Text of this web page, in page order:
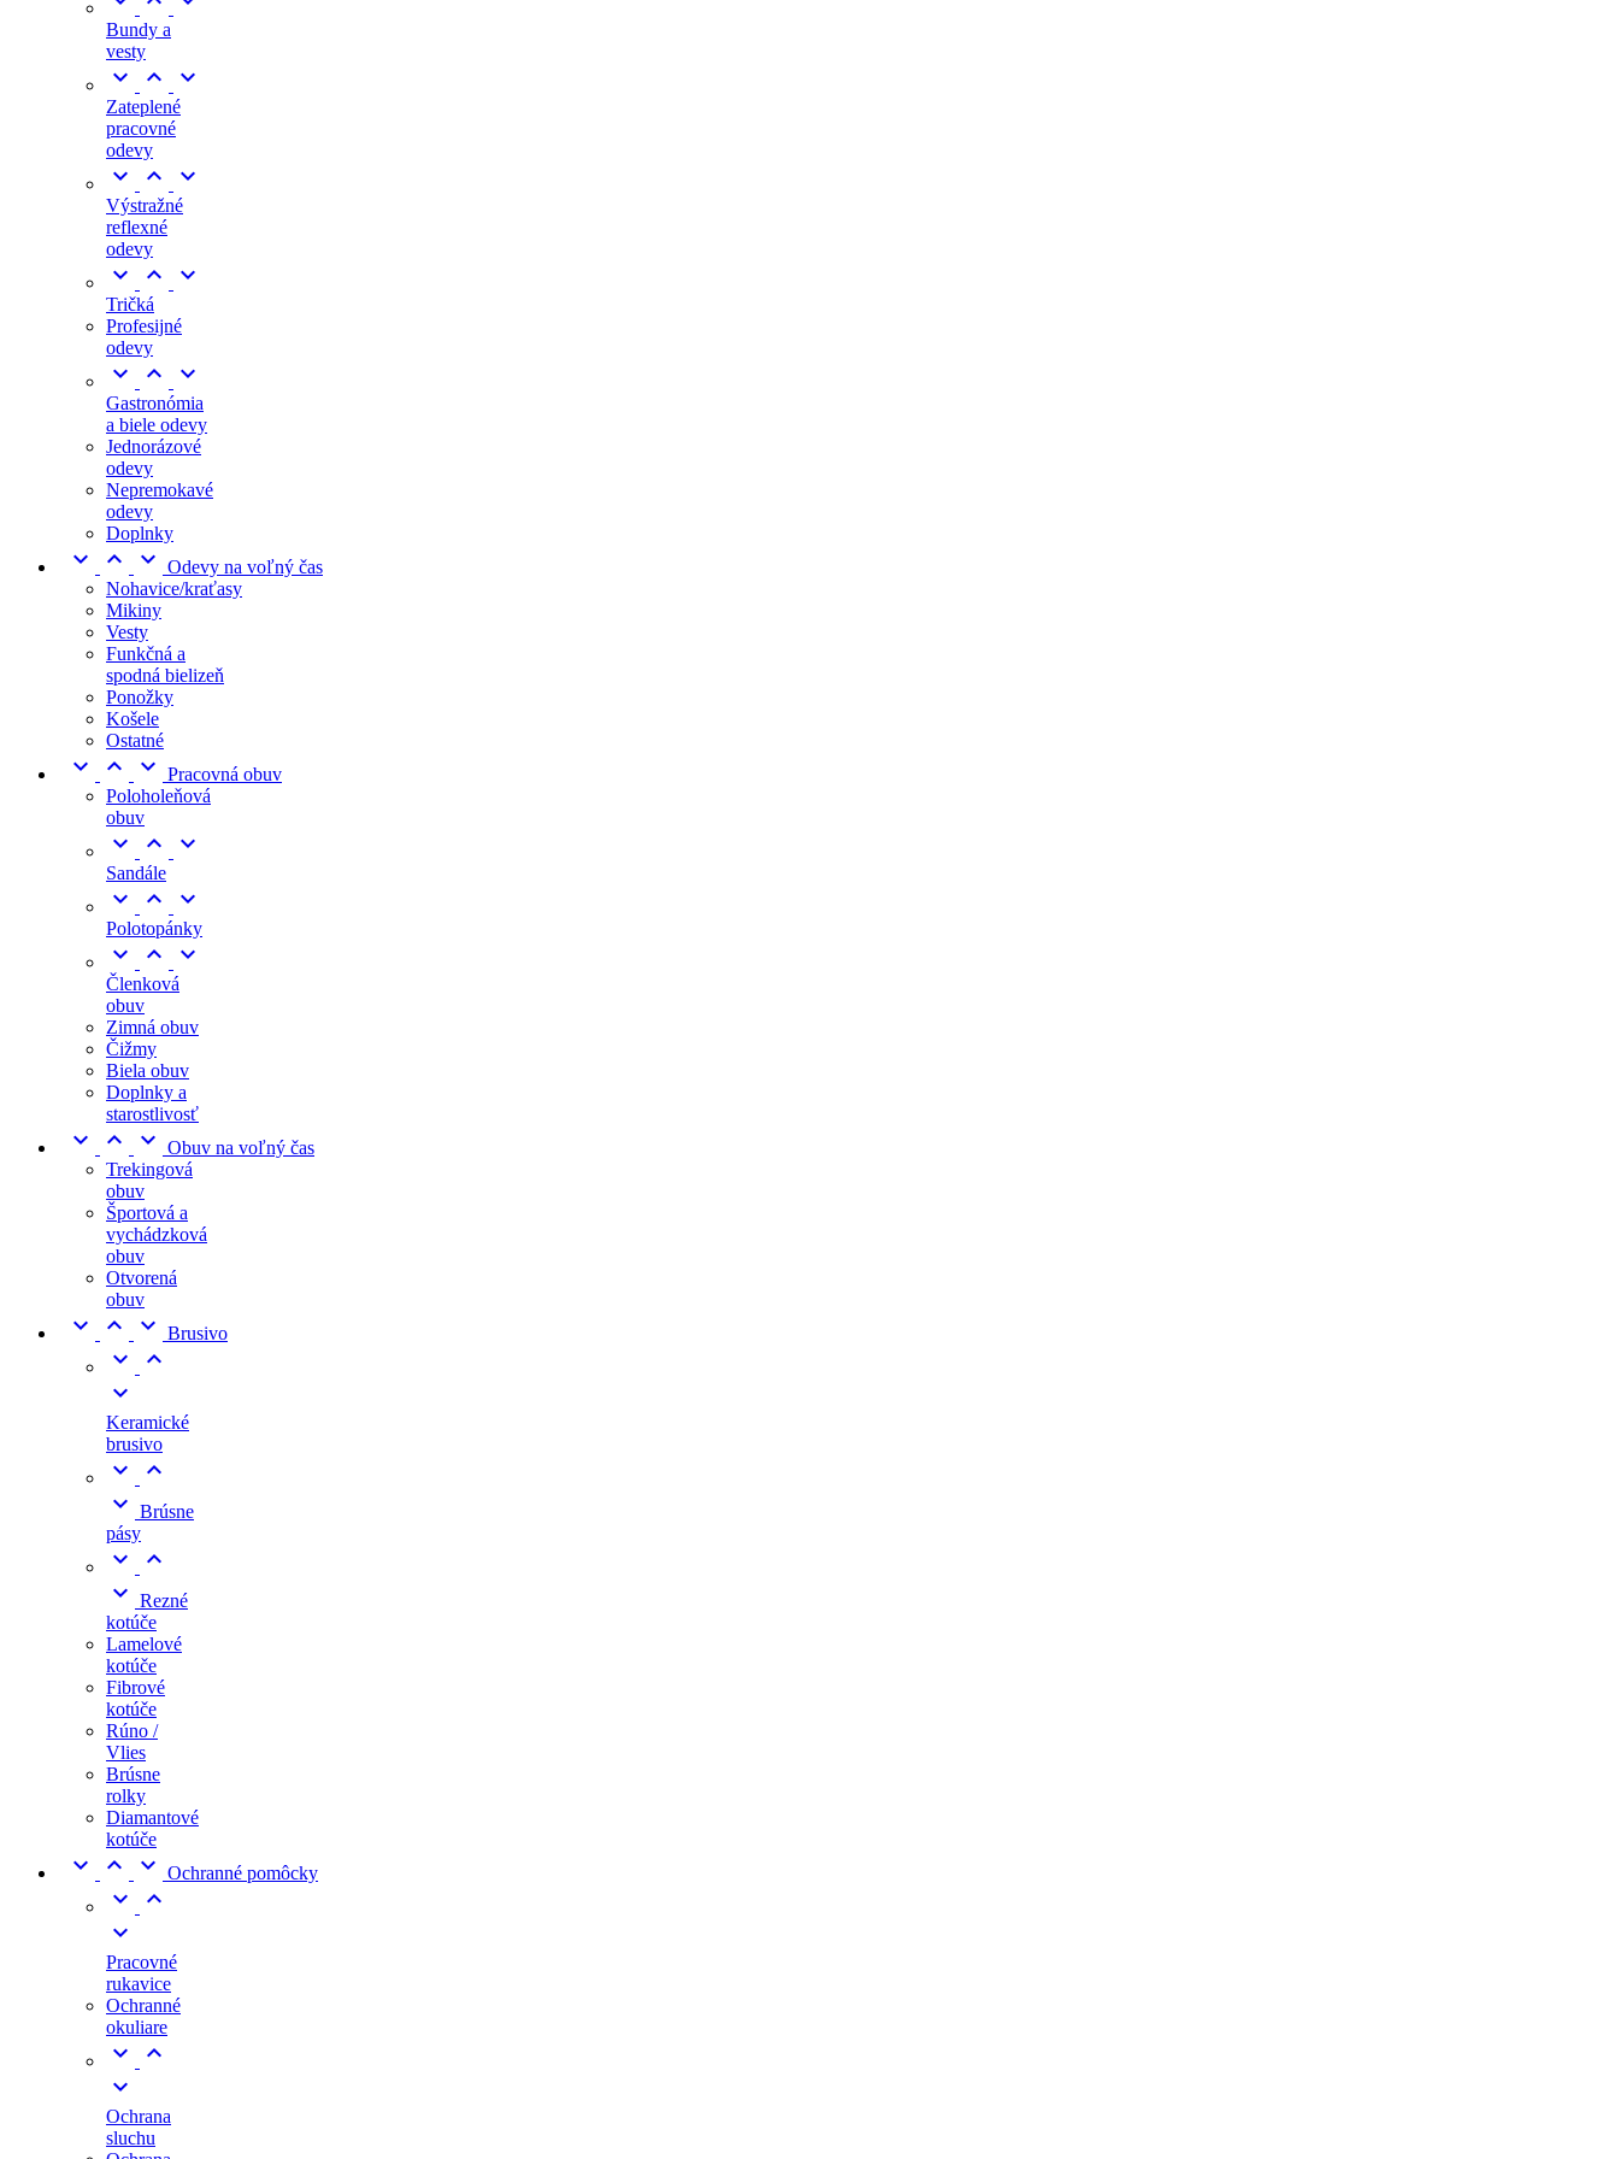
Bundy a
vesty
  
Zateplené
pracovné
odevy
  
Výstražné
reflexné
odevy
  
Tričká
Profesijné
odevy
  
Gastronómia
a biele odevy
Jednorázové
odevy
Nepremokavé
odevy
Doplnky
   Odevy na voľný čas
Nohavice/kraťasy
Mikiny
Vesty
Funkčná a
spodná bielizeň
Ponožky
Košele
Ostatné
   Pracovná obuv
Poloholeňová
obuv
  
Sandále
  
Polotopánky
  
Členková
obuv
Zimná obuv
Čižmy
Biela obuv
Doplnky a
starostlivosť
   Obuv na voľný čas
Trekingová
obuv
Športová a
vychádzková
obuv
Otvorená
obuv
   Brusivo



Keramické
brusivo


 Brúsne
pásy


 Rezné
kotúče
Lamelové
kotúče
Fibrové
kotúče
Rúno /
Vlies
Brúsne
rolky
Diamantové
kotúče
   Ochranné pomôcky



Pracovné
rukavice
Ochranné
okuliare



Ochrana
sluchu